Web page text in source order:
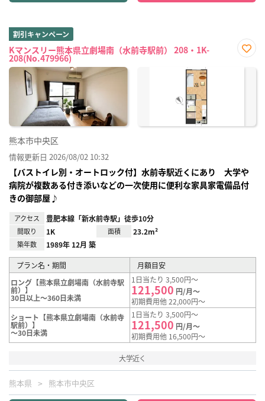
割引キャンペーン
Kマンスリー熊本県立劇場南（水前寺駅前） 208・1K-
208(No.479966)
に入
熊本市中央区
情報更新日 2026/08/02 10:32
【バストイレ別・オートロック付】水前寺駅近くにあり 大学や
病院が複数ある付き添いなどの一次使用に便利な家具家電備品付
きの御部屋♪
アクセス 豊肥本線「新水前寺駅」徒歩10分
間取り 1K 面積 23.2m²
築年数 1989年 12月 築
プラン名・期間
月額目安
ロング【熊本県立劇場南（水前寺駅
前）】
30日以上～360日未満
1日当たり 3,500円～
121,500 円/月～
初期費用他 22,000円～
ショート【熊本県立劇場南（水前寺
駅前）】
～30日未満
1日当たり 3,500円～
121,500 円/月～
初期費用他 16,500円～
大学近く
熊本県 熊本市中央区